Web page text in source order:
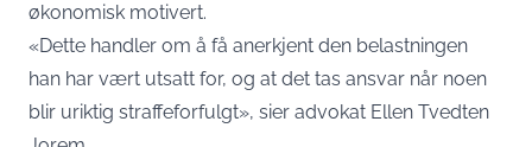
økonomisk motivert.
«Dette handler om å få anerkjent den belastningen
han har vært utsatt for, og at det tas ansvar når noen
blir uriktig straffeforfulgt», sier advokat Ellen Tvedten